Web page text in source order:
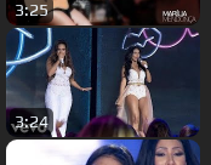
3:25
3:24